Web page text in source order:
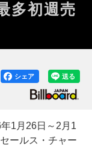
多初週売
送る
シェア
1月26日～2月1
ールス・チャー